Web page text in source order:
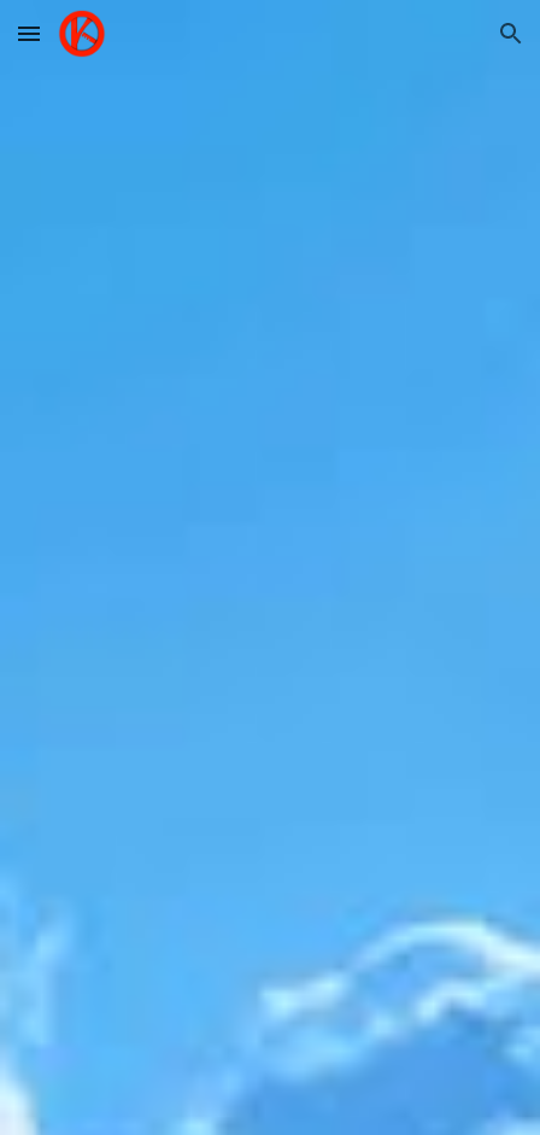
Skip to main content Skip to navigation